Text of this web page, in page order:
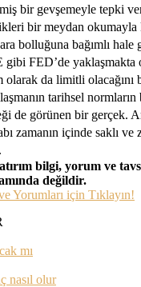
bir gevşemeyle tepki
bir meydan okumayla
bolluğuna bağımlı
FED’de yaklaşmakta
olarak da limitli olacağını
tarihsel
de görünen bir gerçek.
zamanın içinde saklı ve
bilgi, yorum ve
değildir.
Yorumları için Tıklayın!
mı
nasıl olur